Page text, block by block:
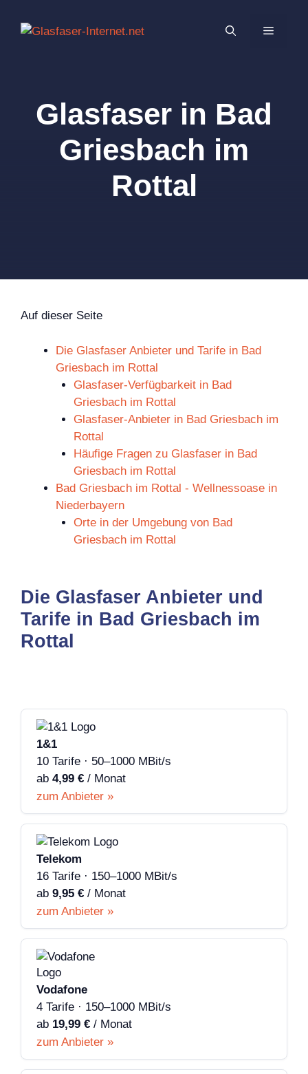
Inhalt
MENÜ
Glasfaser in Bad
Griesbach im
Rottal
Auf dieser Seite
Die Glasfaser Anbieter und Tarife in Bad
Griesbach im Rottal
Glasfaser-Verfügbarkeit in Bad
Griesbach im Rottal
Glasfaser-Anbieter in Bad Griesbach im
Rottal
Häufige Fragen zu Glasfaser in Bad
Griesbach im Rottal
Bad Griesbach im Rottal - Wellnessoase in
Niederbayern
Orte in der Umgebung von Bad
Griesbach im Rottal
Die Glasfaser Anbieter und
Tarife in Bad Griesbach im
Rottal
1&1
10 Tarife · 50–1000 MBit/s
ab 4,99 € / Monat
zum Anbieter »
Telekom
16 Tarife · 150–1000 MBit/s
ab 9,95 € / Monat
zum Anbieter »
Vodafone
4 Tarife · 150–1000 MBit/s
ab 19,99 € / Monat
zum Anbieter »